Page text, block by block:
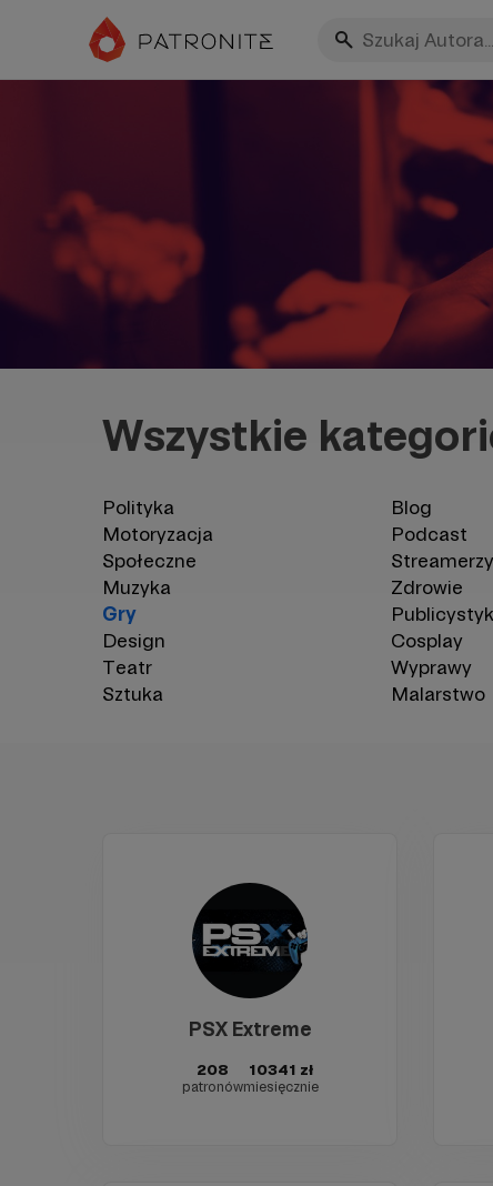
Wszystkie
Polityka Blog
Motoryzacja
Podcast
Społeczne
Streamerzy
Muzyka
Zdrowie
Gry
Design
Cosplay
Teatr
Wyprawy
Sztuka
Malarstwo
PSX Extreme
208
patronów
10341 zł
miesięcznie